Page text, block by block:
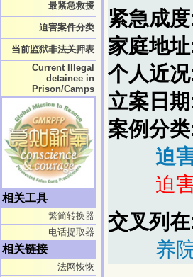
最紧急救援
迫害案件分类
当前监狱非法关押表
Current Illegal
detainee in
Prison/Camps
相关工具
繁简转换器
电话提取器
相关链接
法网恢恢
紧急成
家庭地
个人近
立案日
案例分
迫
迫
交叉列
养